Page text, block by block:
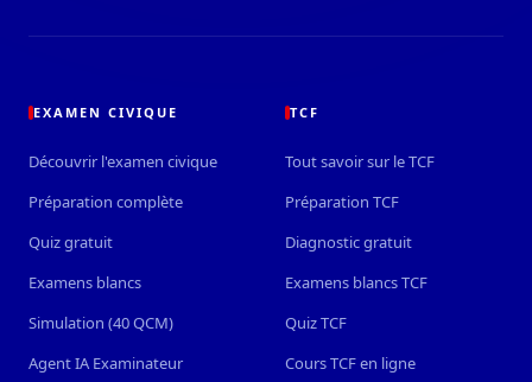
EXAMEN CIVIQUE
Découvrir l'examen civique
Préparation complète
Quiz gratuit
Examens blancs
Simulation (40 QCM)
Agent IA Examinateur
TCF
Tout savoir sur le TCF
Préparation TCF
Diagnostic gratuit
Examens blancs TCF
Quiz TCF
Cours TCF en ligne